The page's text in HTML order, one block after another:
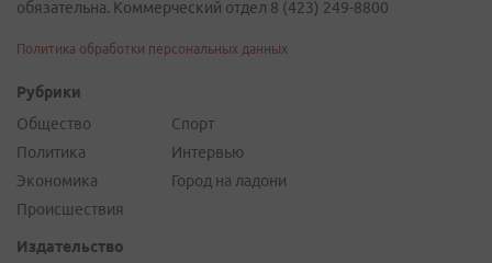
обязательна. Коммерческий отдел 8 (423) 249-8800
Политика обработки персональных данных
Рубрики
Общество
Политика
Экономика
Происшествия
Спорт
Интервью
Город на ладони
Издательство